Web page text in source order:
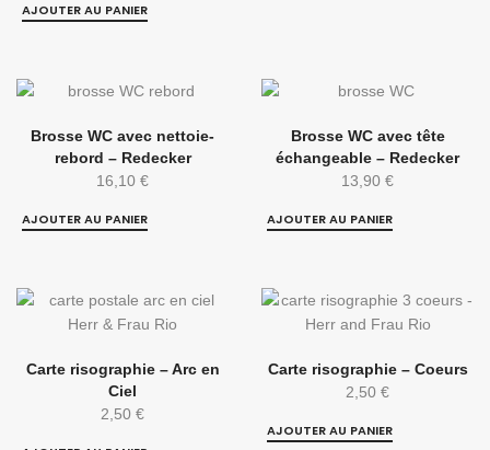
AJOUTER AU PANIER
Brosse WC avec nettoie-
rebord – Redecker
16,10 €
AJOUTER AU PANIER
Brosse WC avec tête
échangeable – Redecker
13,90 €
AJOUTER AU PANIER
Carte risographie – Arc en
Ciel
2,50 €
Carte risographie – Coeurs
2,50 €
AJOUTER AU PANIER